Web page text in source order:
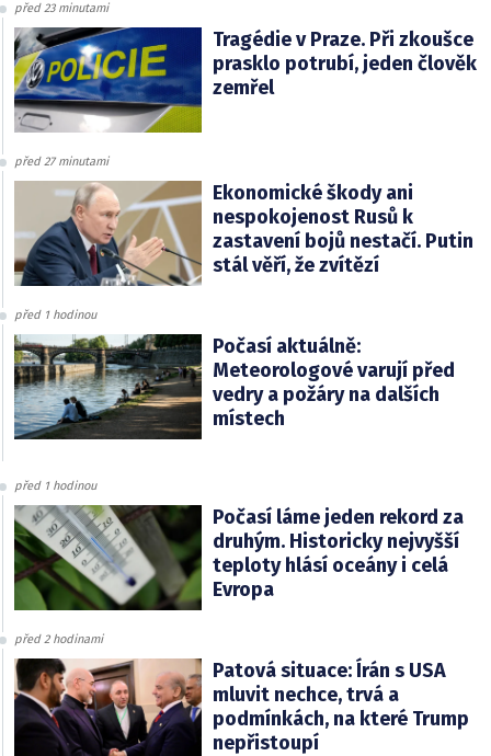
před 23 minutami
Tragédie v Praze. Při zkoušce
prasklo potrubí, jeden člověk
zemřel
před 27 minutami
Ekonomické škody ani
nespokojenost Rusů k
zastavení bojů nestačí. Putin
stál věří, že zvítězí
před 1 hodinou
Počasí aktuálně:
Meteorologové varují před
vedry a požáry na dalších
místech
před 1 hodinou
Počasí láme jeden rekord za
druhým. Historicky nejvyšší
teploty hlásí oceány i celá
Evropa
před 2 hodinami
Patová situace: Írán s USA
mluvit nechce, trvá a
podmínkách, na které Trump
nepřistoupí